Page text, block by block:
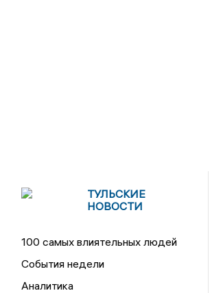
ТУЛЬСКИЕ
НОВОСТИ
100 самых влиятельных людей
События недели
Аналитика